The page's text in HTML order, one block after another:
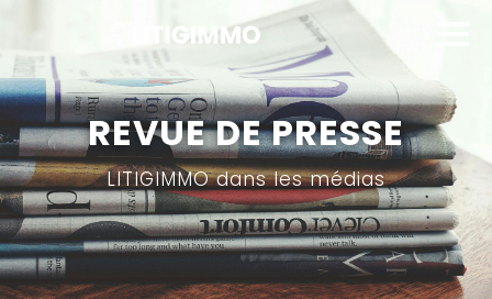
REVUE DE PRESSE
LITIGIMMO dans les médias